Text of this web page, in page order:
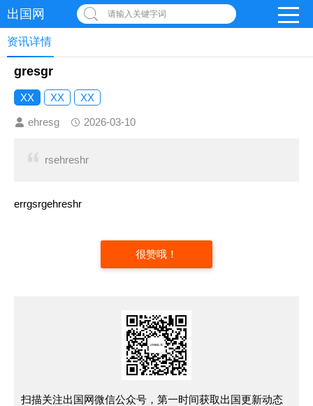
出国网 请输入关键字词
资讯详情
gresgr
XX XX XX
ehresg 2026-03-10
rsehreshr
errgsrgehreshr
很赞哦！
扫描关注出国网微信公众号，第一时间获取出国更新动态